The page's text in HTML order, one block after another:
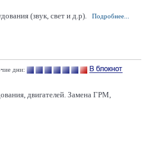
(звук, свет и д.р). Подробнее...
дни:
двигателей. Замена ГРМ,